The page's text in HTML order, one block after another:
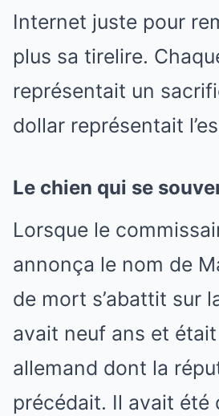
Internet juste pour
plus sa tirelire.
représentait un
dollar représentait
Le chien qui se
Lorsque le
annonça le nom de
de mort s’abattit sur
avait neuf ans et
allemand dont la
précédait. Il avait été